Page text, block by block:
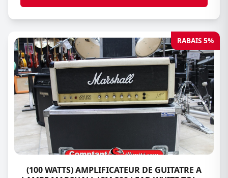
RABAIS 5%
(100 WATTS) AMPLIFICATEUR DE GUITATRE A